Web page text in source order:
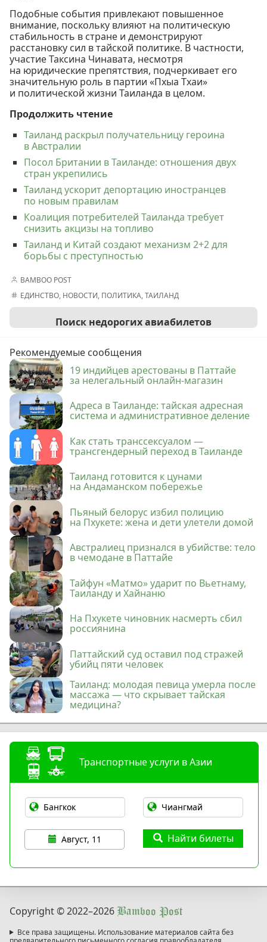
Подобные события привлекают повышенное
внимание, поскольку влияют на политическую
стабильность в стране и демонстрируют
расстановку сил в тайской политике. В частности,
участие Таксина Чинавата, несмотря
на юридические препятствия, подчеркивает его
значительную роль в партии «Пхыа Тхаи»
и политической жизни Таиланда в целом.
Продолжить чтение
Таиланд раскрыл получательницу героина
в Австралии
Посол Британии в Таиланде: отношения двух
стран укрепились
Таиланд ускорит депортацию иностранцев
по новым правилам
Коалиция потребителей Таиланда требует
снизить акцизы на топливо
Таиланд и Китай создают механизм 2+2 для
борьбы с преступностью
BAMBOO POST
ЕДИНСТВО, НОВОСТИ, ПОЛИТИКА,ТАИЛАНД
Поиск недорогих авиабилетов
Рекомендуемые сообщения
19 индийцев арестованы в Паттайе
за нелегальный онлайн-магазин
Адреса в Таиланде: тайская адресная
система и административное деление
Как стать транссексуалом —
трансгендерный переход в Таиланде
Таиланд готовится к цунами
на Андаманском побережье
Пьяный белорус избил полицию
на Пхукете: жена и дети улетели домой
Австралиец признался в убийстве: тело
в чемодане в Паттайе
Тайфун «Матмо» ударит по Вьетнаму,
Таиланду и Хайнаню
На Пхукете чиновник насмерть сбил
россиянина
Паттайский суд оставил под стражей
убийц пяти человек
Таиланд: молодая певица умерла после
массажа — что скрывает тайская
медицина?
Транспортные услуги в Азии
Август, 11 Найти билеты
Copyright © 2022–2026 Bamboo Post
Все права защищены. Использование материалов сайта без